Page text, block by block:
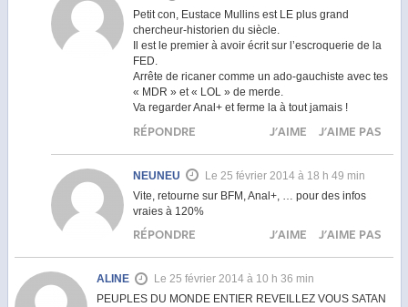
Petit con, Eustace Mullins est LE plus grand
chercheur-historien du siècle.
Il est le premier à avoir écrit sur l’escroquerie de la
FED.
Arrête de ricaner comme un ado-gauchiste avec tes
« MDR » et « LOL » de merde.
Va regarder Anal+ et ferme la à tout jamais !
J'AIME J'AIME PAS
RÉPONDRE
NEUNEU
Le 25 février 2014 à 18 h 49 min
Vite, retourne sur BFM, Anal+, … pour des infos
vraies à 120%
J'AIME J'AIME PAS
RÉPONDRE
ALINE
Le 25 février 2014 à 10 h 36 min
PEUPLES DU MONDE ENTIER REVEILLEZ VOUS SATAN